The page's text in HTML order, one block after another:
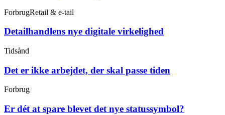
ForbrugRetail & e-tail
Detailhandlens nye digitale virkelighed
Tidsånd
Det er ikke arbejdet, der skal passe tiden
Forbrug
Er dét at spare blevet det nye statussymbol?